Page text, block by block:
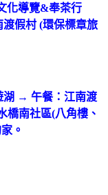
化導覽&奉茶行
假村 (環保標章旅
湖 → 午餐：江南渡
橋南社區(八角樓、
。